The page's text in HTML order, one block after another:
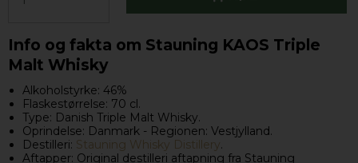
Info og fakta om Stauning KAOS Triple
Malt Whisky
Alkoholstyrke: 46%
Flaskestørrelse: 70 cl.
Type: Danish Triple Malt Whisky.
Oprindelse: Danmark - Regionen: Vestjylland.
Destilleri: Stauning Whisky Distillery.
Aftapper: Original destilleri aftapning fra Stauning